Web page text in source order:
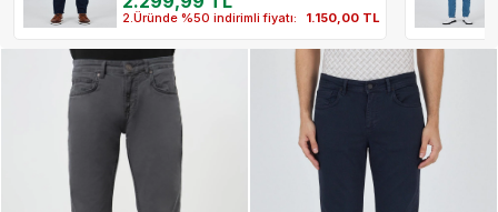
2.Üründe %50 indirimli fiyatı: 1.150,00 TL